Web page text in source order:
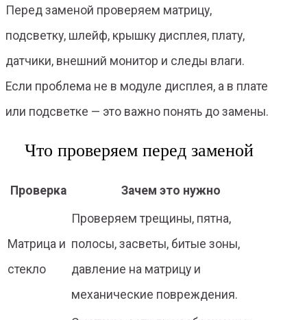
Перед заменой проверяем матрицу,
подсветку, шлейф, крышку дисплея, плату,
датчики, внешний монитор и следы влаги.
Если проблема не в модуле дисплея, а в плате
или подсветке — это важно понять до замены.
Что проверяем перед заменой
Проверка Зачем это нужно
Матрица и
стекло
Проверяем трещины, пятна,
полосы, засветы, битые зоны,
давление на матрицу и
механические повреждения.